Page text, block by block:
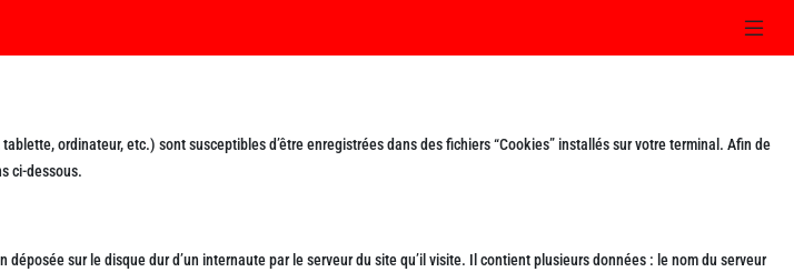
ordinateur, etc.) sont susceptibles d’être enregistrées dans des fichiers “Cookies” installés sur votre terminal. Afin de
ci-dessous.
sur le disque dur d’un internaute par le serveur du site qu’il visite. Il contient plusieurs données : le nom du serveur